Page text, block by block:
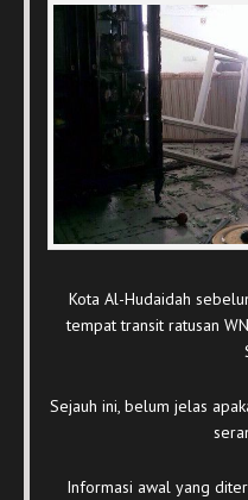
Kota Al-Hudaidah
tempat transit ratusan
Sejauh ini, belum jelas
Informasi awal yang